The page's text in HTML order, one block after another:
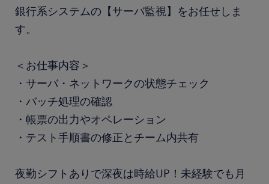
銀行系システムの【サーバ監視】をお任せしま
す。
＜お仕事内容＞
・サーバ・ネットワークの状態チェック
・バッチ処理の確認
・帳票の出力やオペレーション
・テスト手順書の修正とチーム内共有
夜勤シフトありで深夜は時給UP！未経験でも月